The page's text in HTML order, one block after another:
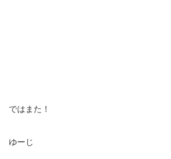
ではまた！
ゆーじ